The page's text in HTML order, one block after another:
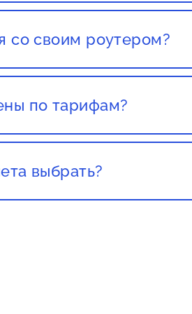
со своим роутером?
своим роутером. Но этот
по тарифам?
клиентов не повышают
выбрать?
важно учитывать свои